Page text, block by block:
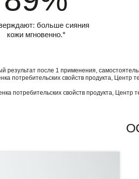
больше сияния
кожи мгновенно.*
результат после 1 применения,
потребительских свойств продукта, Центр
потребительских свойств продукта, Центр